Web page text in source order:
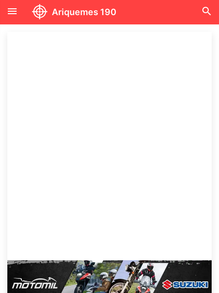
menu Ariquemes 190 search